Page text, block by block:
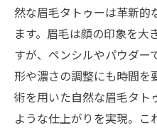
然な眉毛タトゥーは革新的
ます。眉毛は顔の印象を大
すが、ペンシルやパウダー
形や濃さの調整にも時間を
術を用いた自然な眉毛タト
ような仕上がりを実現。こ